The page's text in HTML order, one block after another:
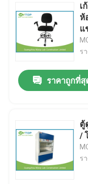
เ
ห้
แ
ร
ราคาถูกที่สุ
ตู้
/
ร